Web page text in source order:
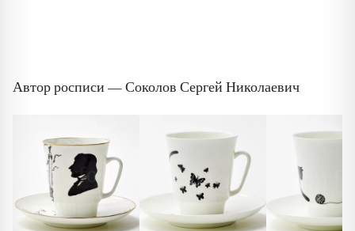
Автор росписи — Соколов Сергей Николаевич